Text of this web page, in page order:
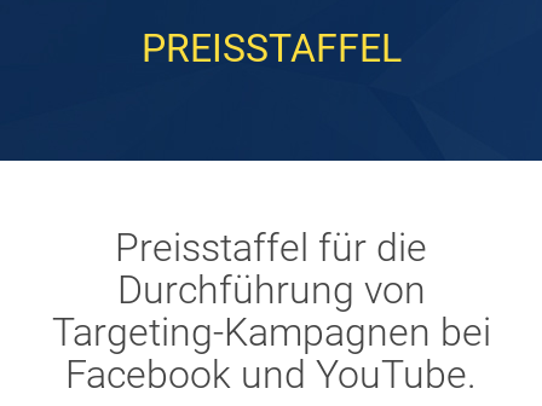
PREISSTAFFEL
Preisstaffel für die
Durchführung von
Targeting-Kampagnen bei
Facebook und YouTube.